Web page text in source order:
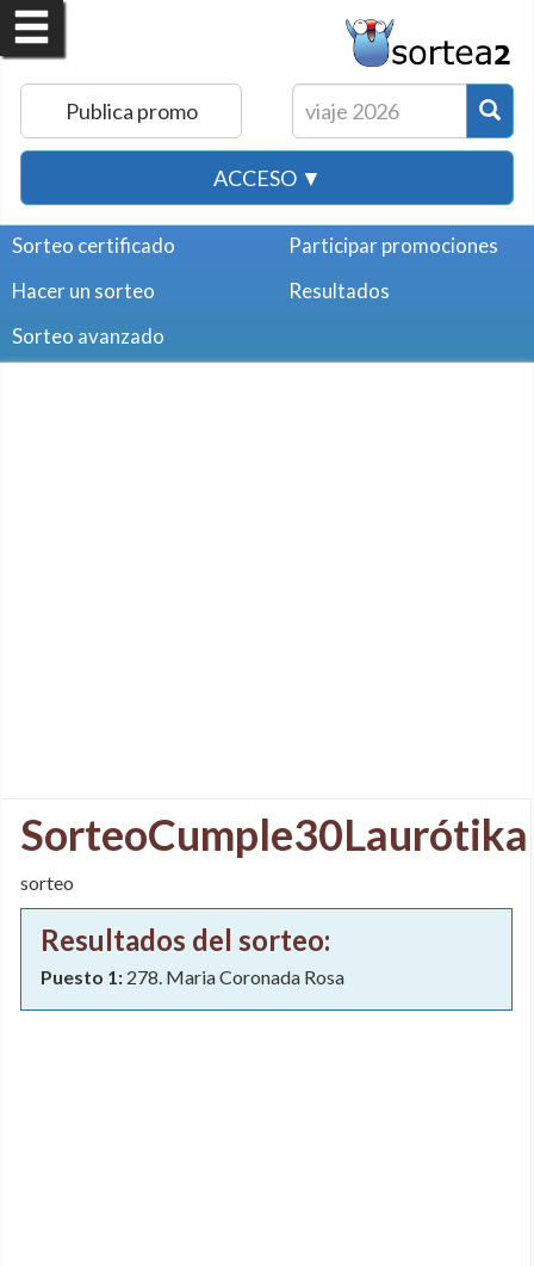
Publica promo
ACCESO ▼
Sorteo certificado
Hacer un sorteo
Sorteo avanzado
Participar promociones
Resultados
SorteoCumple30Laurótika
sorteo
Resultados del sorteo:
Puesto 1: 278. Maria Coronada Rosa